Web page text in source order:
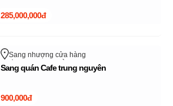
285,000,000đ
Sang nhượng cửa hàng
Chiều ngang mặt bằng: 7m
Lê Thị Hà
Huyện Hóc MônHồ Chí Minh
Sang quán Cafe trung nguyên
900,000đ